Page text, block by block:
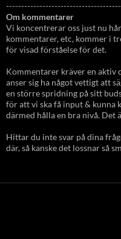
Om kommentarer
Vi koncentrerar oss just nu
kommentarer, etc, kommer i
för visad förståelse för det.
Kommentarer kräver en aktiv
anser sig ha något vettigt att
en större spridning på sitt
för att vi ska få input & kunna
därmed hålla en bra nivå. Det
Hittar du inte svar på dina
där, så kanske det lossnar så